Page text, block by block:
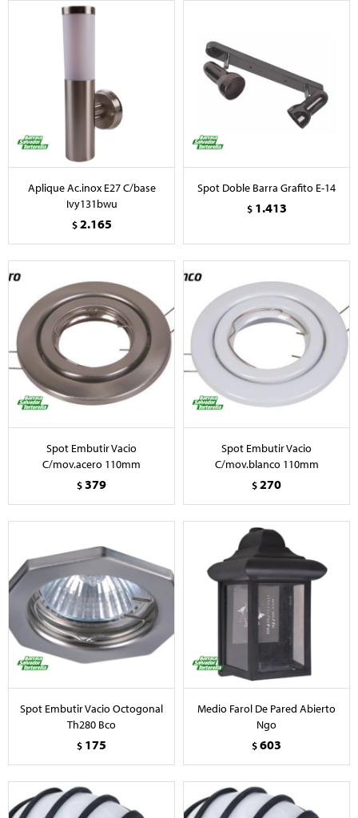
Aplique Ac.inox E27 C/base
Ivy131bwu
$ 2.165
Spot Doble Barra Grafito E-14
$ 1.413
Spot Embutir Vacio
C/mov.acero 110mm
$379
Spot Embutir Vacio
C/mov.blanco 110mm
$270
Spot Embutir Vacio Octogonal
Th280 Bco
$ 175
Medio Farol De Pared Abierto
Ngo
$603